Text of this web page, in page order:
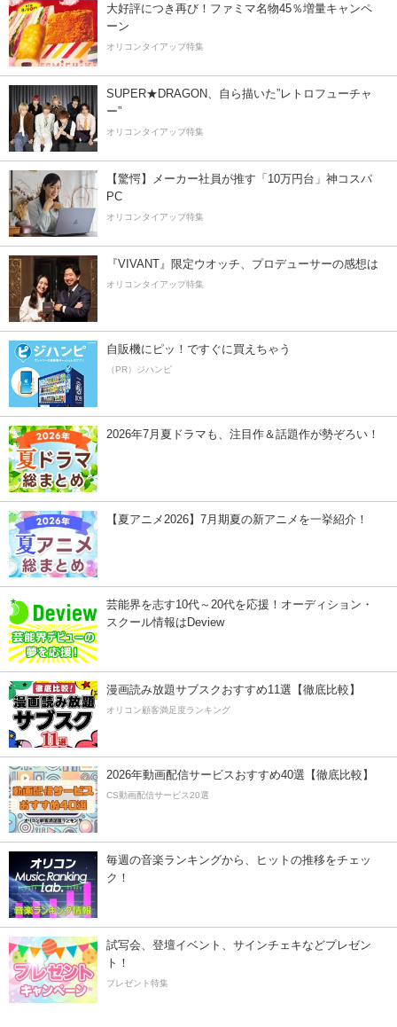
大好評につき再び！ファミマ名物45％増量キャンペ
ーン
オリコンタイアップ特集
SUPER★DRAGON、自ら描いた”レトロフューチャ
ー”
オリコンタイアップ特集
【驚愕】メーカー社員が推す「10万円台」神コスパ
PC
オリコンタイアップ特集
『VIVANT』限定ウオッチ、プロデューサーの感想は
オリコンタイアップ特集
自販機にピッ！ですぐに買えちゃう
（PR）ジハンピ
2026年7月夏ドラマも、注目作＆話題作が勢ぞろい！
【夏アニメ2026】7月期夏の新アニメを一挙紹介！
芸能界を志す10代～20代を応援！オーディション・
スクール情報はDeview
漫画読み放題サブスクおすすめ11選【徹底比較】
オリコン顧客満足度ランキング
2026年動画配信サービスおすすめ40選【徹底比較】
CS動画配信サービス20選
毎週の音楽ランキングから、ヒットの推移をチェッ
ク！
試写会、登壇イベント、サインチェキなどプレゼン
ト！
プレゼント特集